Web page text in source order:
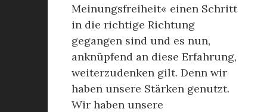
Meinungsfreiheit« einen Schritt
in die richtige Richtung
gegangen sind und es nun,
anknüpfend an diese Erfahrung,
weiterzudenken gilt. Denn wir
haben unsere Stärken genutzt.
Wir haben unsere